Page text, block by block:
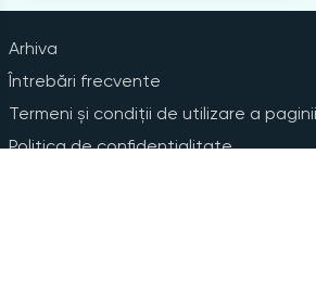
Arhiva
Întrebări frecvente
Termeni și condiții de utilizare a paginii
Politica de confidențialitate